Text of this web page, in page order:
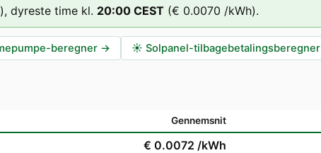
dyreste time kl. 20:00 CEST (€ 0.0070 /kWh).
beregner → ☀️ Solpanel-tilbagebetalingsberegner
Gennemsnit
€ 0.0072 /kWh